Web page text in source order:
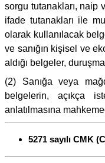
sorgu tutanakları, naip
ifade tutanakları ile
olarak kullanılacak
ve sanığın kişisel ve
aldığı belgeler,
(2) Sanığa veya
belgelerin, açıkça
anlatılmasına
5271 sayılı CMK